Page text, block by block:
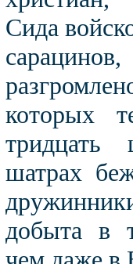
Сида
которых
шатрах
добыта в